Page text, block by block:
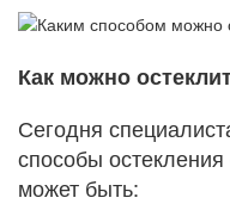
Как можно
Сегодня
способы
может быть: